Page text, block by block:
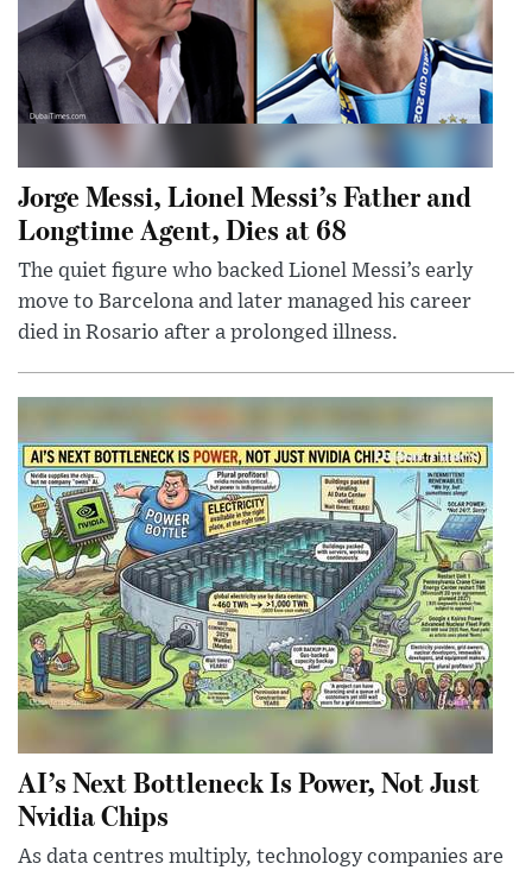
Jorge Messi, Lionel Messi’s Father and
Longtime Agent, Dies at 68
The quiet figure who backed Lionel Messi’s early
move to Barcelona and later managed his career
died in Rosario after a prolonged illness.
AI’s Next Bottleneck Is Power, Not Just
Nvidia Chips
As data centres multiply, technology companies are